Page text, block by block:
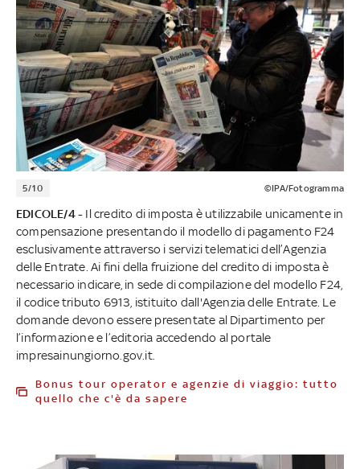
5/10 ©IPA/Fotogramma
EDICOLE/4 - Il credito di imposta è utilizzabile unicamente in
compensazione presentando il modello di pagamento F24
esclusivamente attraverso i servizi telematici dell’Agenzia
delle Entrate. Ai fini della fruizione del credito di imposta è
necessario indicare, in sede di compilazione del modello F24,
il codice tributo 6913, istituito dall'Agenzia delle Entrate. Le
domande devono essere presentate al Dipartimento per
l’informazione e l’editoria accedendo al portale
impresainungiorno.gov.it.
Bonus tour operator e agenzie di viaggio: tutto
quello che c'è da sapere